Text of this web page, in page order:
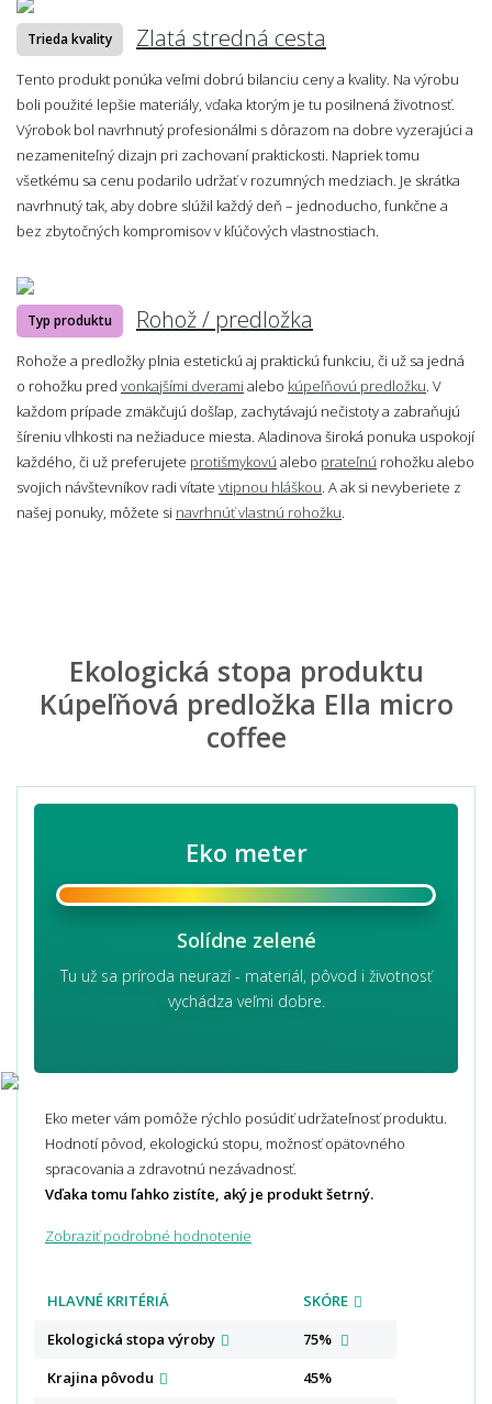
Trieda kvality Zlatá stredná cesta
Tento produkt ponúka veľmi dobrú bilanciu ceny a kvality. Na výrobu
boli použité lepšie materiály, vďaka ktorým je tu posilnená životnosť.
Výrobok bol navrhnutý profesionálmi s dôrazom na dobre vyzerajúci a
nezameniteľný dizajn pri zachovaní praktickosti. Napriek tomu
všetkému sa cenu podarilo udržať v rozumných medziach. Je skrátka
navrhnutý tak, aby dobre slúžil každý deň – jednoducho, funkčne a
bez zbytočných kompromisov v kľúčových vlastnostiach.
Typ produktu Rohož / predložka
Rohože a predložky plnia estetickú aj praktickú funkciu, či už sa jedná
o rohožku pred vonkajšími dverami alebo kúpeľňovú predložku . V
každom prípade zmäkčujú došľap, zachytávajú nečistoty a zabraňujú
šíreniu vlhkosti na nežiaduce miesta. Aladinova široká ponuka uspokojí
každého, či už preferujete protišmykovú alebo prateľnú rohožku alebo
svojich návštevníkov radi vítate vtipnou hláškou . A ak si nevyberiete z
našej ponuky, môžete si navrhnúť vlastnú rohožku
Ekologická stopa produktu
Kúpeľňová predložka Ella micro
coffee
Eko meter
Solídne zelené
Tu už sa príroda neurazí - materiál, pôvod i životnosť
vychádza veľmi dobre.
Eko meter vám pomôže rýchlo posúdiť udržateľnosť produktu.
Hodnotí pôvod, ekologickú stopu, možnosť opätovného
spracovania a zdravotnú nezávadnosť.
Vďaka tomu ľahko zistíte, aký je produkt šetrný.
Zobraziť podrobné hodnotenie
HLAVNÉ KRITÉRIÁ
SKÓRE
Ekologická stopa výroby
75%
Krajina pôvodu
45%